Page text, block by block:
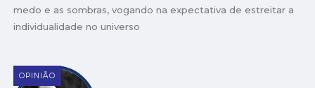
medo e as sombras, vogando na expectativa de estreitar a
individualidade no universo
OPINIÃO